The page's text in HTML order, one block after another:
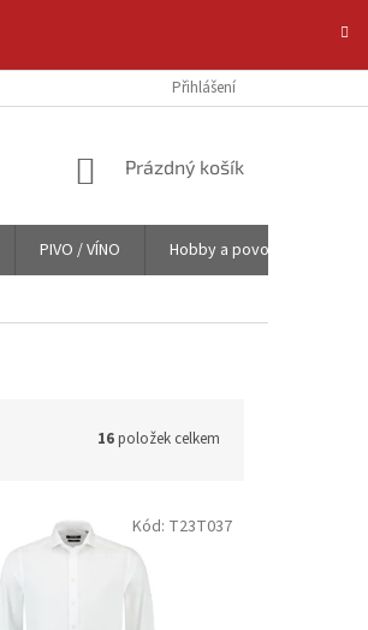
POTISK TEXTILU NA ZAKÁZKUPřihlášení
NÁKUPNÍ
Prázdný košík
PIVO / VÍNO Hobby a povolání
16položek celkem
Kód: T23T037